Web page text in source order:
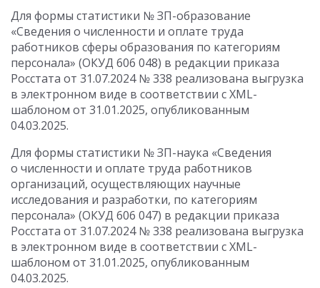
Для формы статистики № ЗП-образование
«Сведения о численности и оплате труда
работников сферы образования по категориям
персонала» (ОКУД 606 048) в редакции приказа
Росстата от 31.07.2024№ 338 реализована выгрузка
в электронном виде в соответствии с XML-
шаблоном от 31.01.2025, опубликованным
04.03.2025.
Для формы статистики № ЗП-наука «Сведения
о численности и оплате труда работников
организаций, осуществляющих научные
исследования и разработки, по категориям
персонала» (ОКУД 606 047) в редакции приказа
Росстата от 31.07.2024№ 338 реализована выгрузка
в электронном виде в соответствии с XML-
шаблоном от 31.01.2025, опубликованным
04.03.2025.